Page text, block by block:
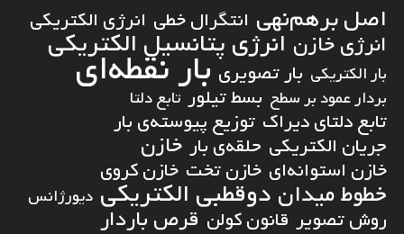
اصل برهم‌نهی انتگرال خطی انرژی الکتریکی
انرژی خازن انرژی پتانسیل الکتریکی
بار الکتریکی بار تصویری بار نقطه‌ای
بردار عمود بر سطح بسط تیلور تابع دلتا
تابع دلتای دیراک توزیع پیوسته‌ی بار
جریان الکتریکی حلقه‌ی بار خازن
خازن استوانه‌ای خازن تخت خازن کروی
خطوط میدان دوقطبی الکتریکی دیورژانس
روش تصویر قانون کولن قرص باردار